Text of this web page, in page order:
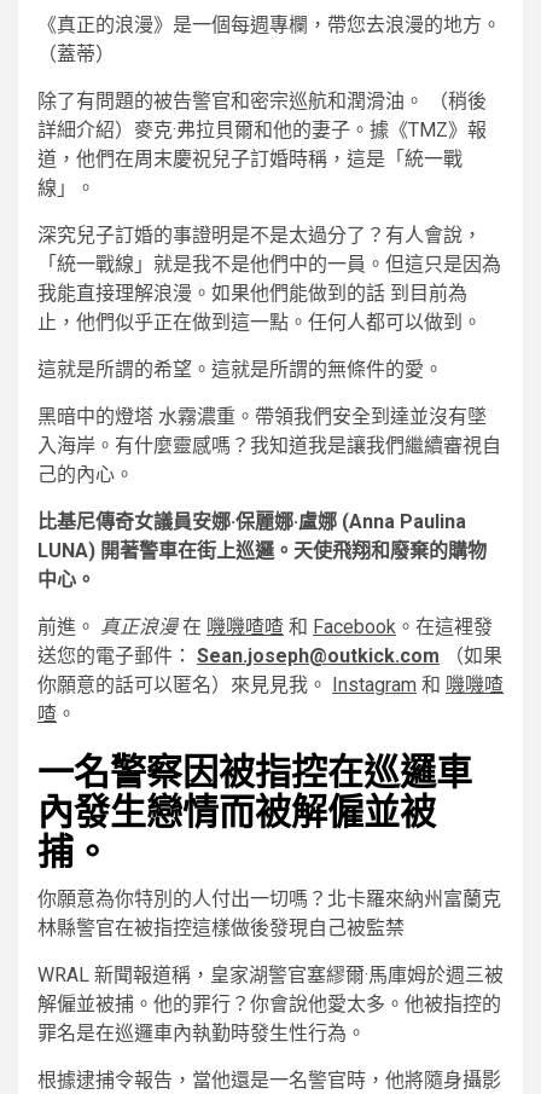
《真正的浪漫》是一個每週專欄，帶您去浪漫的地方。
（蓋蒂）
除了有問題的被告警官和密宗巡航和潤滑油。 （稍後
詳細介紹）麥克·弗拉貝爾和他的妻子。據《TMZ》報
道，他們在周末慶祝兒子訂婚時稱，這是「統一戰
線」。
深究兒子訂婚的事證明是不是太過分了？有人會說，
「統一戰線」就是我不是他們中的一員。但這只是因為
我能直接理解浪漫。如果他們能做到的話 到目前為
止，他們似乎正在做到這一點。任何人都可以做到。
這就是所謂的希望。這就是所謂的無條件的愛。
黑暗中的燈塔 水霧濃重。帶領我們安全到達並沒有墜
入海岸。有什麼靈感嗎？我知道我是讓我們繼續審視自
己的內心。
比基尼傳奇女議員安娜·保麗娜·盧娜 (Anna Paulina
LUNA) 開著警車在街上巡邏。天使飛翔和廢棄的購物
中心。
前進。 真正浪漫在 嘰嘰喳喳 和 Facebook 。在這裡發
送您的電子郵件： Sean.joseph@outkick.com （如果
你願意的話可以匿名）來見見我。 Instagram 和 嘰嘰喳
喳 。
一名警察因被指控在巡邏車
內發生戀情而被解僱並被
捕。
你願意為你特別的人付出一切嗎？北卡羅來納州富蘭克
林縣警官在被指控這樣做後發現自己被監禁
WRAL 新聞報道稱，皇家湖警官塞繆爾·馬庫姆於週三被
解僱並被捕。他的罪行？你會說他愛太多。他被指控的
罪名是在巡邏車內執勤時發生性行為。
根據逮捕令報告，當他還是一名警官時，他將隨身攝影